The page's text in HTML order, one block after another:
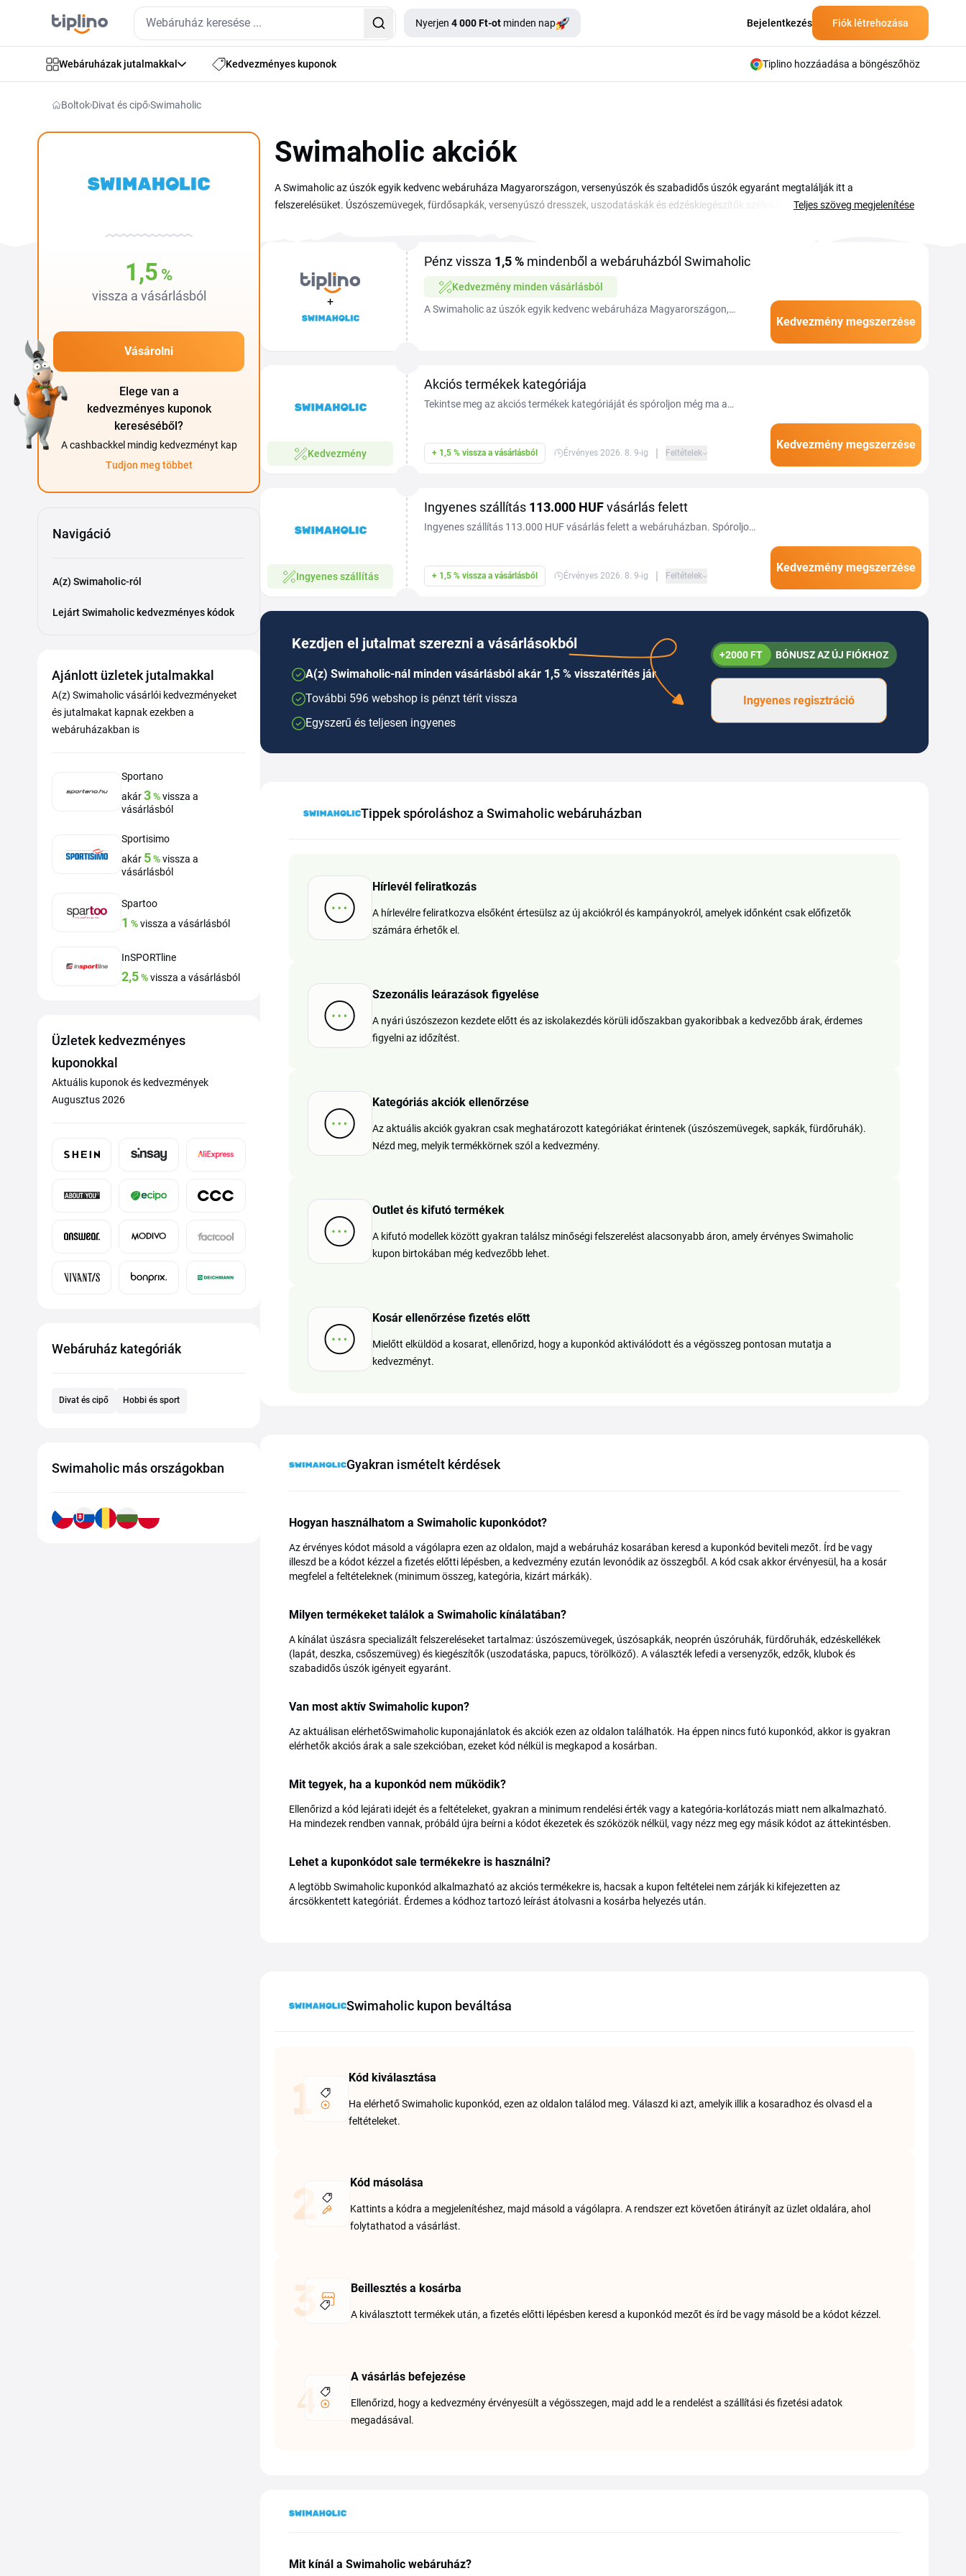
Nyerjen 4 000 Ft-ot minden nap Bejelentkezés Fiók létrehozása
Webáruházak jutalmakkal Kedvezményes kuponok Tiplino hozzáadása a böngészőhöz
Boltok Divat és cipőSwimaholic
1,5 %
vissza a vásárlásból
Vásárolni
Elege van a
kedvezményes kuponok
kereséséből?
A cashbackkel mindig kedvezményt kap
Tudjon meg többet
Navigáció
A(z) Swimaholic-ról
Lejárt Swimaholic kedvezményes kódok
Ajánlott üzletek jutalmakkal
A(z) Swimaholic vásárlói kedvezményeket
és jutalmakat kapnak ezekben a
webáruházakban is
Sportano
akár3%vissza a
vásárlásból
Sportisimo
akár 5%vissza a
vásárlásból
Spartoo
1 %vissza a vásárlásból
InSPORTline
2,5%vissza a vásárlásból
Üzletek kedvezményes
kuponokkal
Aktuális kuponok és kedvezmények
Augusztus 2026
Webáruház kategóriák
Divat és cipő Hobbi és sport
Swimaholic más országokban
Swimaholic akciók
A Swimaholic az úszók egyik kedvenc webáruháza Magyarországon, versenyúszók és szabadidős úszók egyaránt megtalálják itt a
felszerelésüket. Úszószemüvegek, fürdősapkák, versenyúszó dresszek, uszodatáskák és edzéskiegészítők széles kínálatából válogathatsz. A
vagy nyaraláshoz keresel medencés kiegészítőket? Ezen az oldalon összegyűjtjük az elérhető Swimaholic kupon és akciós ajánlatokat, hogy egy
helyen lásd, mire spórolhatsz.
Teljes szöveg megjelenítése
+
Pénz vissza 1,5 % mindenből a webáruházból Swimaholic
Kedvezmény minden vásárlásból
A Swimaholic az úszók egyik kedvenc webáruháza Magyarországon,
Kedvezmény megszerzése
Kedvezmény
Akciós termékek kategóriája
Tekintse meg az akciós termékek kategóriáját és spóroljon még ma a
+ 1,5 % vissza a vásárlásból Érvényes 2026. 8. 9-ig | Feltételek
Kedvezmény megszerzése
Ingyenes szállítás
Ingyenes szállítás 113.000 HUFvásárlás felett
Ingyenes szállítás 113.000 HUF vásárlás felett a webáruházban. Spóroljon
+ 1,5 % vissza a vásárlásból Érvényes 2026. 8. 9-ig | Feltételek
Kedvezmény megszerzése
Kezdjen el jutalmat szerezni a vásárlásokból
A(z) Swimaholic-nál minden vásárlásból akár 1,5 % visszatérítés jár
További 596 webshop is pénzt térít vissza
Egyszerű és teljesen ingyenes
+2000 FT BÓNUSZ AZ ÚJ FIÓKHOZ
Ingyenes regisztráció
Tippek spóroláshoz a Swimaholic webáruházban
Hírlevél feliratkozás
A hírlevélre feliratkozva elsőként értesülsz az új akciókról és kampányokról, amelyek időnként csak előfizetők
számára érhetők el.
Szezonális leárazások figyelése
A nyári úszószezon kezdete előtt és az iskolakezdés körüli időszakban gyakoribbak a kedvezőbb árak, érdemes
figyelni az időzítést.
Kategóriás akciók ellenőrzése
Az aktuális akciók gyakran csak meghatározott kategóriákat érintenek (úszószemüvegek, sapkák, fürdőruhák).
Nézd meg, melyik termékkörnek szól a kedvezmény.
Outlet és kifutó termékek
A kifutó modellek között gyakran találsz minőségi felszerelést alacsonyabb áron, amely érvényes Swimaholic
kupon birtokában még kedvezőbb lehet.
Kosár ellenőrzése fizetés előtt
Mielőtt elküldöd a kosarat, ellenőrizd, hogy a kuponkód aktiválódott és a végösszeg pontosan mutatja a
kedvezményt.
Gyakran ismételt kérdések
Hogyan használhatom a Swimaholic kuponkódot?
Az érvényes kódot másold a vágólapra ezen az oldalon, majd a webáruház kosarában keresd a kuponkód beviteli mezőt. Írd be vagy
illeszd be a kódot kézzel a fizetés előtti lépésben, a kedvezmény ezután levonódik az összegből. A kód csak akkor érvényesül, ha a kosár
megfelel a feltételeknek (minimum összeg, kategória, kizárt márkák).
Milyen termékeket találok a Swimaholic kínálatában?
A kínálat úszásra specializált felszereléseket tartalmaz: úszószemüvegek, úszósapkák, neoprén úszóruhák, fürdőruhák, edzéskellékek
(lapát, deszka, csőszemüveg) és kiegészítők (uszodatáska, papucs, törölköző). A választék lefedi a versenyzők, edzők, klubok és
szabadidős úszók igényeit egyaránt.
Van most aktív Swimaholic kupon?
Az aktuálisan elérhetőSwimaholic kuponajánlatok és akciók ezen az oldalon találhatók. Ha éppen nincs futó kuponkód, akkor is gyakran
elérhetők akciós árak a sale szekcióban, ezeket kód nélkül is megkapod a kosárban.
Mit tegyek, ha a kuponkód nem működik?
Ellenőrizd a kód lejárati idejét és a feltételeket, gyakran a minimum rendelési érték vagy a kategória-korlátozás miatt nem alkalmazható.
Ha mindezek rendben vannak, próbáld újra beírni a kódot ékezetek és szóközök nélkül, vagy nézz meg egy másik kódot az áttekintésben.
Lehet a kuponkódot sale termékekre is használni?
A legtöbb Swimaholic kuponkód alkalmazható az akciós termékekre is, hacsak a kupon feltételei nem zárják ki kifejezetten az
árcsökkentett kategóriát. Érdemes a kódhoz tartozó leírást átolvasni a kosárba helyezés után.
Swimaholic kupon beváltása
Kód kiválasztása
Ha elérhető Swimaholic kuponkód, ezen az oldalon találod meg. Válaszd ki azt, amelyik illik a kosaradhoz és olvasd el a
feltételeket.
Kód másolása
Kattints a kódra a megjelenítéshez, majd másold a vágólapra. A rendszer ezt követően átirányít az üzlet oldalára, ahol
folytathatod a vásárlást.
Beillesztés a kosárba
A kiválasztott termékek után, a fizetés előtti lépésben keresd a kuponkód mezőt és írd be vagy másold be a kódot kézzel.
A vásárlás befejezése
Ellenőrizd, hogy a kedvezmény érvényesült a végösszegen, majd add le a rendelést a szállítási és fizetési adatok
megadásával.
Mit kínál a Swimaholic webáruház?